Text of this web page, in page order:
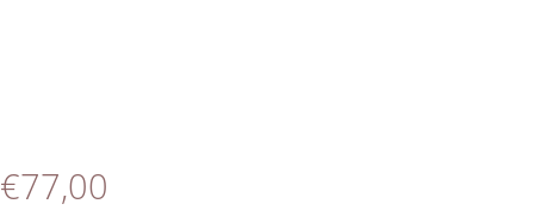
€77,00